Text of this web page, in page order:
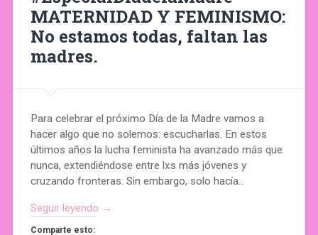
MATERNIDAD Y FEMINISMO:
No estamos todas, faltan las
madres.
Para celebrar el próximo Día de la Madre vamos a
hacer algo que no solemos: escucharlas. En estos
últimos años la lucha feminista ha avanzado más que
nunca, extendiéndose entre lxs más jóvenes y
cruzando fronteras. Sin embargo, solo hacía…
Seguir leyendo →
Comparte esto: